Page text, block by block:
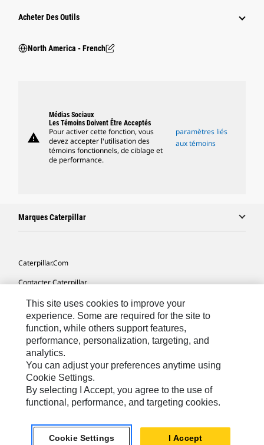
Acheter Des Outils
North America - French
warning
Médias Sociaux
Les Témoins Doivent Être Acceptés
Pour activer cette fonction, vous
devez accepter l'utilisation des
témoins fonctionnels, de ciblage et
de performance.
paramètres liés
aux témoins
Marques Caterpillar
Caterpillar.com
Contacter Caterpillar
Mes Préférences Marketing
Plan Du Site
Cookie Settings
Légales
Confidentialité
North America - French© 2026 Caterpillar. Tous droits réservés.
This site uses cookies to improve your
experience. Some are required for the site to
function, while others support features,
performance, personalization, targeting, and
analytics.
You can adjust your preferences anytime using
Cookie Settings.
By selecting I Accept, you agree to the use of
functional, performance, and targeting cookies.
Cookie Settings I Accept